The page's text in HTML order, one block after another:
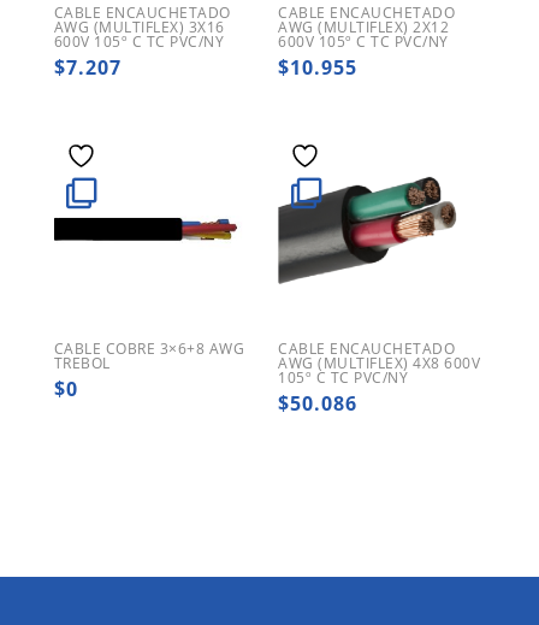
CABLE ENCAUCHETADO
AWG (MULTIFLEX) 3X16
600V 105º C TC PVC/NY
$7.207
CABLE ENCAUCHETADO
AWG (MULTIFLEX) 2X12
600V 105º C TC PVC/NY
$10.955
CABLE COBRE 3×6+8 AWG
TREBOL
$0
CABLE ENCAUCHETADO
AWG (MULTIFLEX) 4X8 600V
105º C TC PVC/NY
$50.086